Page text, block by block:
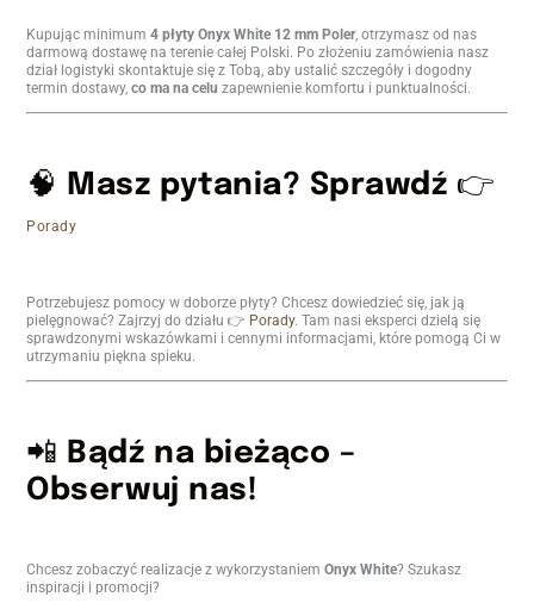
Kupując minimum4 płyty Onyx White 12 mm Poler, otrzymasz od nas
darmową dostawę na terenie całej Polski. Po złożeniu zamówienia nasz
dział logistyki skontaktuje się z Tobą, aby ustalić szczegóły i dogodny
termin dostawy,co ma na celu zapewnienie komfortu i punktualności.
🧠 Masz pytania? Sprawdź 👉
Porady
Potrzebujesz pomocy w doborze płyty? Chcesz dowiedzieć się, jak ją
pielęgnować? Zajrzyj do działu 👉 Porady. Tam nasi eksperci dzielą się
sprawdzonymi wskazówkami i cennymi informacjami, które pomogą Ci w
utrzymaniu piękna spieku.
📲 Bądź na bieżąco –
Obserwuj nas!
Chcesz zobaczyć realizacje z wykorzystaniemOnyx White? Szukasz
inspiracji i promocji?